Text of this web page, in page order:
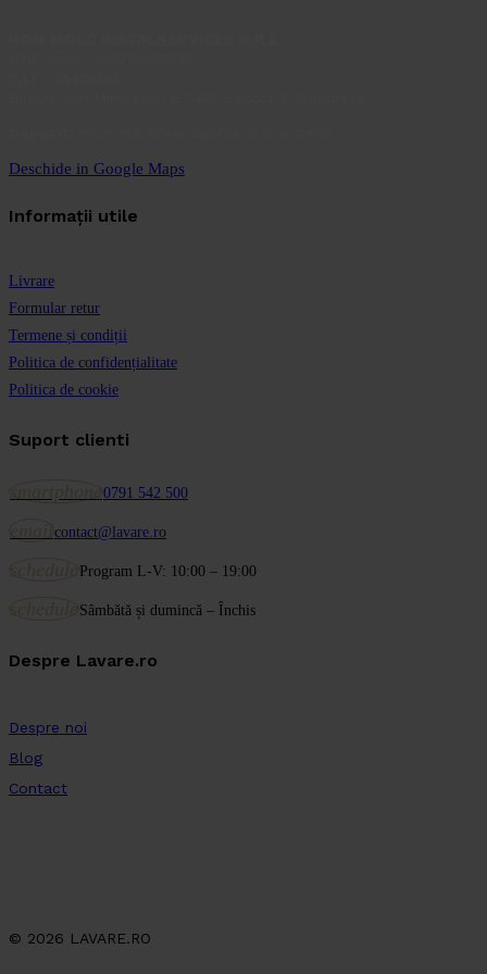
Deschide in Google Maps
Informații utile
Livrare
Formular retur
Termene și condiții
Politica de confidențialitate
Politica de cookie
Suport clienti
0791 542 500
contact@lavare.ro
Program L-V: 10:00 – 19:00
Sâmbătă și dumincă – Închis
Despre Lavare.ro
Despre noi
Blog
Contact
© 2026 LAVARE.RO